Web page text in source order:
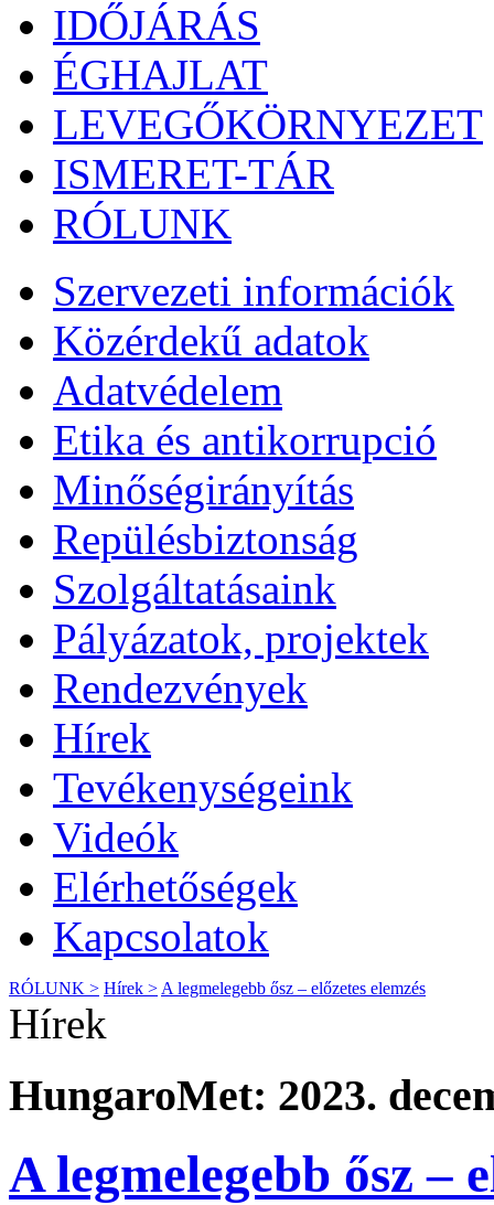
IDŐJÁRÁS
ÉGHAJLAT
LEVEGŐKÖRNYEZET
ISMERET-TÁR
RÓLUNK
Szervezeti információk
Közérdekű adatok
Adatvédelem
Etika és antikorrupció
Minőségirányítás
Repülésbiztonság
Szolgáltatásaink
Pályázatok, projektek
Rendezvények
Hírek
Tevékenységeink
Videók
Elérhetőségek
Kapcsolatok
RÓLUNK > Hírek > A legmelegebb ősz – előzetes elemzés
Hírek
HungaroMet: 2023.
A legmelegebb ősz –